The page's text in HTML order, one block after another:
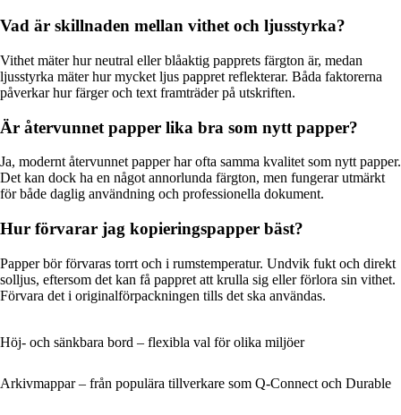
Vad är skillnaden mellan vithet och ljusstyrka?
Vithet mäter hur neutral eller blåaktig papprets färgton är, medan
ljusstyrka mäter hur mycket ljus pappret reflekterar. Båda faktorerna
påverkar hur färger och text framträder på utskriften.
Är återvunnet papper lika bra som nytt papper?
Ja, modernt återvunnet papper har ofta samma kvalitet som nytt papper.
Det kan dock ha en något annorlunda färgton, men fungerar utmärkt
för både daglig användning och professionella dokument.
Hur förvarar jag kopieringspapper bäst?
Papper bör förvaras torrt och i rumstemperatur. Undvik fukt och direkt
solljus, eftersom det kan få pappret att krulla sig eller förlora sin vithet.
Förvara det i originalförpackningen tills det ska användas.
Höj- och sänkbara bord – flexibla val för olika miljöer
Arkivmappar – från populära tillverkare som Q-Connect och Durable